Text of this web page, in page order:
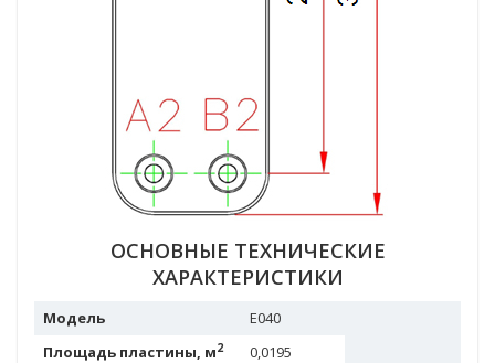
ОСНОВНЫЕ ТЕХНИЧЕСКИЕ
ХАРАКТЕРИСТИКИ
Модель
Е040
Площадь пластины, м2
0,0195